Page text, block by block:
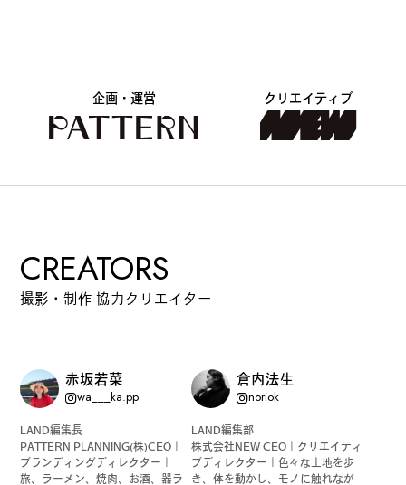
企画・運営 クリエイティブ
CREATORS
撮影・制作 協力クリエイター
赤坂若菜
wa___ka.pp
LAND編集長
PATTERN PLANNING(株)CEO｜
ブランディングディレクター｜
旅、ラーメン、焼肉、お酒、器ラ
倉内法生
noriok
LAND編集部
株式会社NEW CEO｜クリエイティ
ブディレクター｜色々な土地を歩
き、体を動かし、モノに触れなが